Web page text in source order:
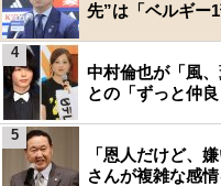
先”は「ベルギー
中村倫也が「風
との「ずっと仲
4
「恩人だけど、
さんが複雑な感
5